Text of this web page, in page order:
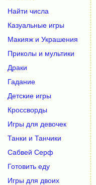
Найти числа
Казуальные игры
Макияж и Украшения
Приколы и мультики
Драки
Гадание
Детские игры
Кроссворды
Игры для девочек
Танки и Танчики
Сабвей Серф
Готовить еду
Игры для двоих